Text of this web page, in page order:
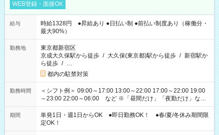
WEB登録・面接OK
給与
時給1328円 ●昇給あり ●日払い制 ●前払い制度あり（稼働分・
最大90%）
勤務地
東京都新宿区
京成大久保駅から徒歩 / 大久保(東京都)駅から徒歩 / 新宿駅か
ら徒歩 / …
都内の駐禁対策
勤務時間
＜シフト例＞ 09:00～17:00 13:00～22:00 17:00～22:00 19:00
～23:00 22:00～06:00 など ※「昼間だけ」「夜勤だけ」など
の希望OK
期間
単発1日・週1日からOK ●即日勤務OK！ ●春/夏/冬休み期間限
定OK！